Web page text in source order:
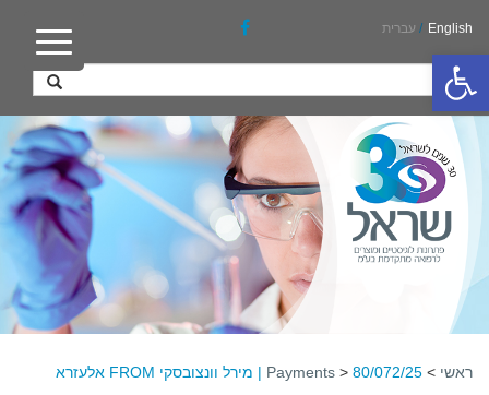
פתח סרגל נגישות
English
/ עברית
ראשי >
Payments >
80/072/25 | מירל וונצובסקי FROM אלעזרא